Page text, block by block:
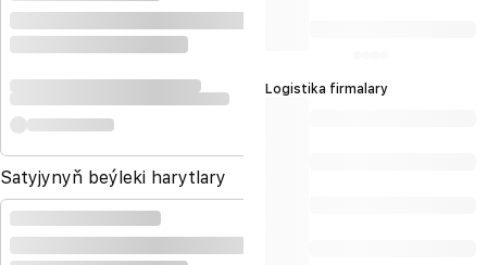
Satyjynyň beýleki harytlary
Logistika firmalary